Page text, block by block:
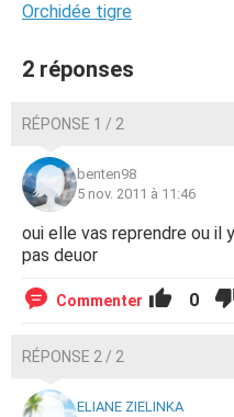
Orchidée tigre
2 réponses
RÉPONSE 1 / 2
benten98
5 nov. 2011 à 11:46
oui elle vas reprendre ou il
pas deuor
Commenter 0
RÉPONSE 2 / 2
ELIANE ZIELINKA